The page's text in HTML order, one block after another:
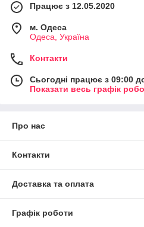
Працює з 12.05.2020
м. Одеса
Одеса, Україна
Контакти
Сьогодні працює з 09:00
Показати весь графік
Про нас
Контакти
Доставка та оплата
Графік роботи